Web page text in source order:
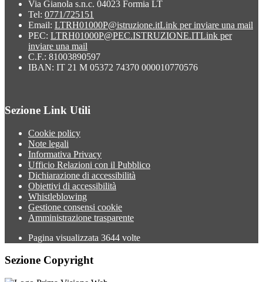
Via Gianola s.n.c. 04023 Formia LT
Tel: 0771/725151
Email: LTRH01000P@istruzione.itLink per inviare una mail
PEC: LTRH01000P@PEC.ISTRUZIONE.ITLink per
inviare una mail
C.F.: 81003890597
IBAN: IT 21 M 05372 74370 000010770576
Sezione Link Utili
Cookie policy
Note legali
Informativa Privacy
Ufficio Relazioni con il Pubblico
Dichiarazione di accessibilità
Obiettivi di accessibilità
Whistleblowing
Gestione consensi cookie
Amministrazione trasparente
Pagina visualizzata 3644 volte
Sezione Copyright